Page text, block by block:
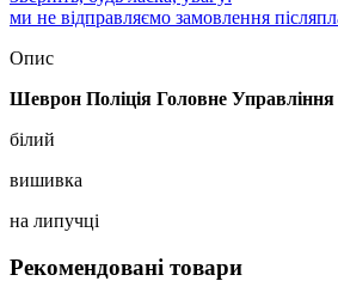
ми не відправляємо замовлення
Опис
Шеврон Поліція Головне Управління
білий
вишивка
на липучці
Рекомендовані товари